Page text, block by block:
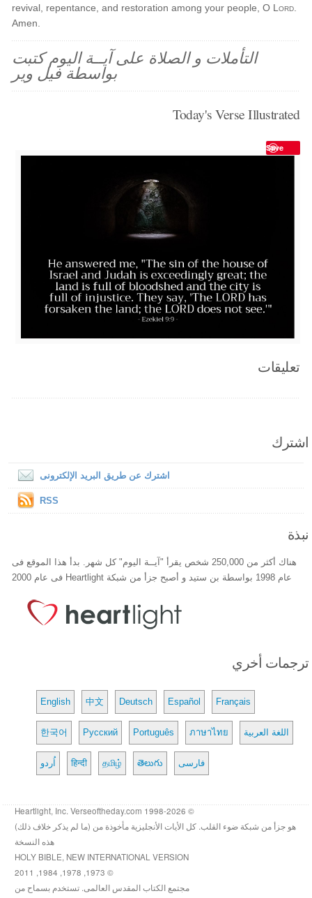
revival, repentance, and restoration among your people, O Lord
Amen.
التأملات و الصلاة على آيــة اليوم كتبت
بواسطة فيل وير
Today's Verse Illustrated
Save
تعليقات
اشترك
اشترك عن طريق البريد الإلكترونى
RSS
نبذة
هناك أكثر من 250,000 شخص يقرأ "آيــة اليوم" كل شهر. بدأ هذا الموقع فى
عام 1998 بواسطة بن ستيد و أصبح جزأ من شبكة Heartlight فى عام 2000
ترجمات أخري
English 中文 Deutsch Español Français
한국어 Русский Português ภาษาไทย اللغة العربية
اُردو हिन्दी தமிழ் తెలుగు فارسی
© 1998-2026 Heartlight, Inc. Verseoftheday.com
هو جزأ من شبكة ضوء القلب. كل الأيات الأنجليزية مأخوذة من (ما لم يذكر خلاف ذلك)
هذه النسخة
HOLY BIBLE, NEW INTERNATIONAL VERSION
© 1973, 1978, 1984, 2011
مجتمع الكتاب المقدس العالمى. تستخدم بسماح من